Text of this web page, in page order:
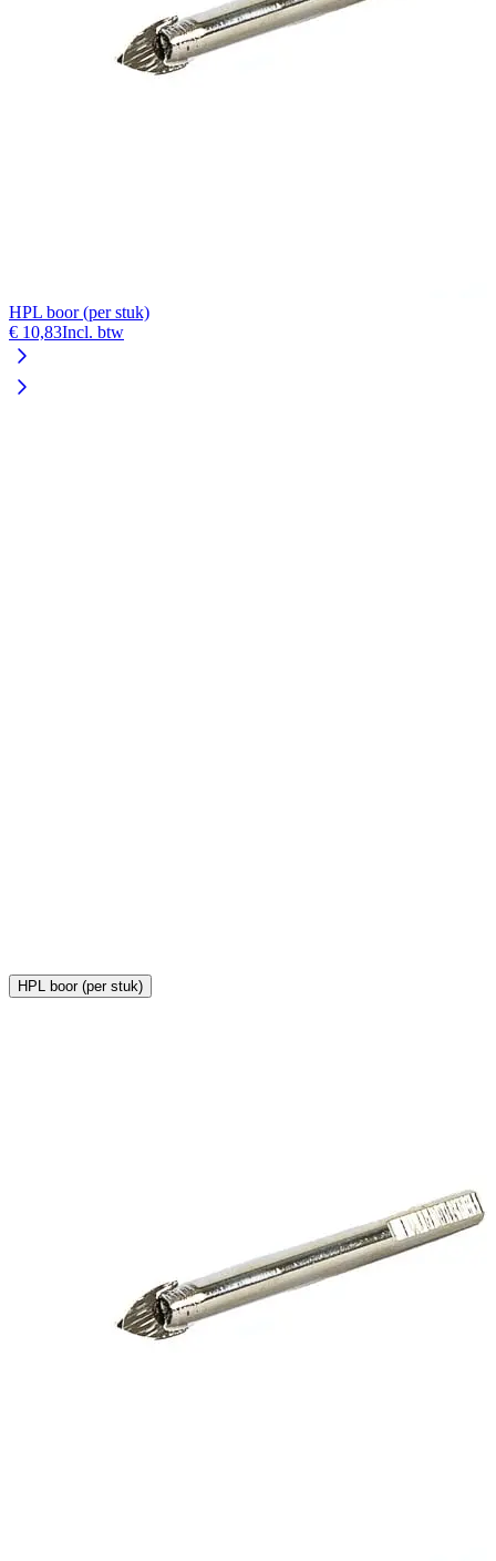
HPL boor (per stuk)
€ 10,83Incl. btw
HPL boor (per stuk)